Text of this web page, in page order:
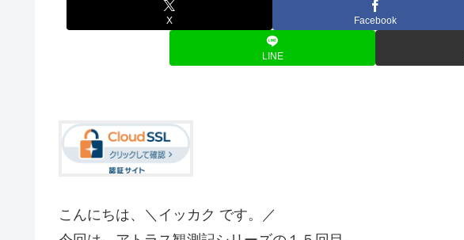
X Facebook
LINE
こんにちは、＼イッカク です。／